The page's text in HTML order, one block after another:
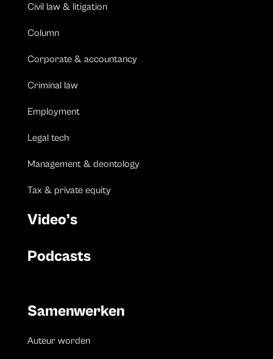
Civil law & litigation
Column
Corporate & accountancy
Criminal law
Employment
Legal tech
Management & deontology
Tax & private equity
Video’s
Podcasts
Samenwerken
Auteur worden